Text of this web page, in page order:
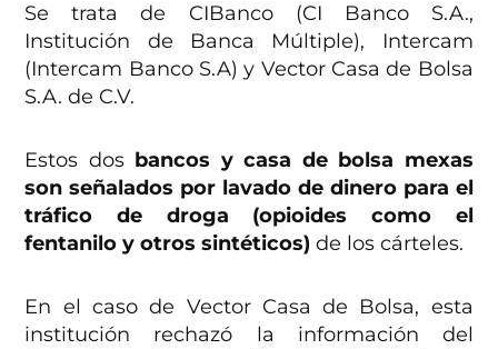
Se trata de CIBanco (CI Banco S.A.,
Institución de Banca Múltiple), Intercam
(Intercam Banco S.A) y Vector Casa de Bolsa
S.A. de C.V.
Estos dosbancos y casa de bolsa mexas
son señalados por lavado de dinero para el
tráfico de droga (opioides como el
fentanilo y otros sintéticos) de los cárteles.
En el caso de Vector Casa de Bolsa, esta
institución rechazó la información del